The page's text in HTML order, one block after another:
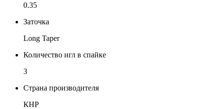
0.35
Заточка
Long Taper
Количество игл в спайке
3
Страна производителя
КНР